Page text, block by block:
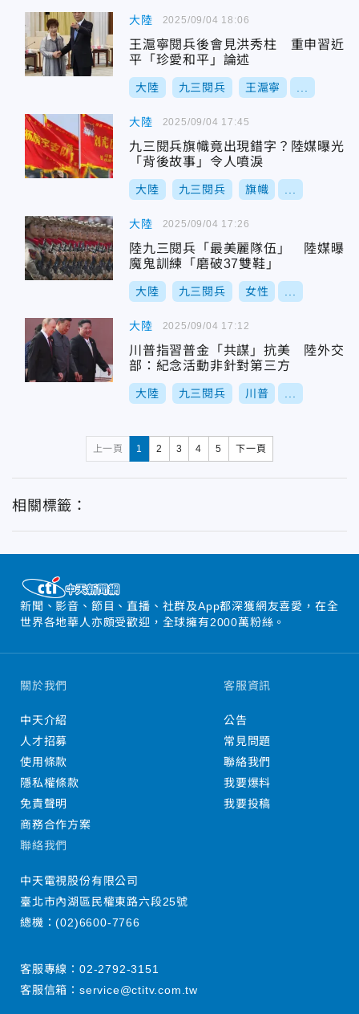
大陸
王滬寧閱兵後會見洪秀柱 重申習近
平「珍愛和平」論述
大陸 九三閱兵 王滬寧
2025/09/04 18:06
大陸
九三閱兵旗幟竟出現錯字？陸媒曝光
「背後故事」令人噴淚
大陸 九三閱兵 旗幟
2025/09/04 17:45
大陸
陸九三閱兵「最美麗隊伍」 陸媒曝
魔鬼訓練「磨破37雙鞋」
大陸 九三閱兵 女性
2025/09/04 17:26
大陸
川普指習普金「共謀」抗美 陸外交
部：紀念活動非針對第三方
大陸 九三閱兵 川普
2025/09/04 17:12
上一頁 1 2 3 4 5 下一頁
相關標籤：
新聞、影音、節目、直播、社群及App都深獲網友喜愛，在全
世界各地華人亦頗受歡迎，全球擁有2000萬粉絲。
關於我們
中天介紹
人才招募
使用條款
隱私權條款
免責聲明
商務合作方案
客服資訊
公告
常見問題
聯絡我們
我要爆料
我要投稿
聯絡我們
中天電視股份有限公司
臺北市內湖區民權東路六段25號
總機：(02)6600-7766
客服專線： 02-2792-3151
客服信箱： service@ctitv.com.tw